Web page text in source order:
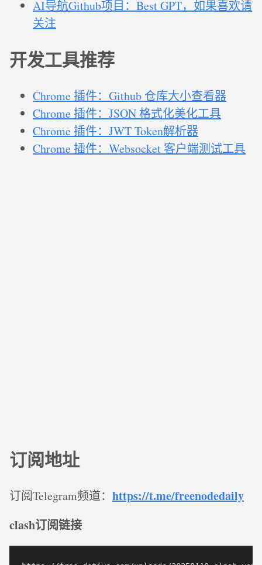
AI导航Github项目：Best GPT，如果喜欢请
关注
开发工具推荐
Chrome 插件：Github 仓库大小查看器
Chrome 插件：JSON 格式化美化工具
Chrome 插件：JWT Token解析器
Chrome 插件：Websocket 客户端测试工具
订阅地址
订阅Telegram频道： https://t.me/freenodedaily
clash订阅链接